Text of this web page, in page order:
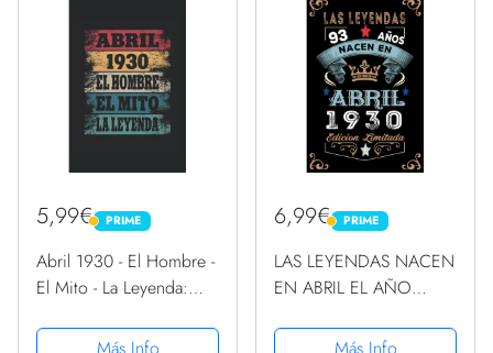
5,99€ PRIME
PRIME
Abril 1930 - El Hombre -
El Mito - La Leyenda:
Hombre Papá Abuelo
Más Info
6,99€ PRIME
PRIME
LAS LEYENDAS NACEN
EN ABRIL EL AÑO
Cuaderno personalizado
Más Info